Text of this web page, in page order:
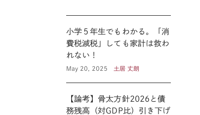
小学５年生でもわかる。「消
費税減税」しても家計は救わ
れない！
May 20, 2025 土居 丈朗
【論考】骨太方針2026と債
務残高（対GDP比）引き下げ